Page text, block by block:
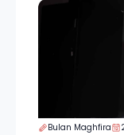
Bulan Maghfira